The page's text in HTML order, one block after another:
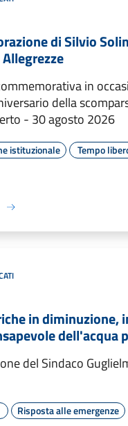
di Silvio
in
della
- 30 agosto 2026
istituzionale Tempo
in diminuzione,
dell'acqua
del Sindaco
Risposta alle emergenze